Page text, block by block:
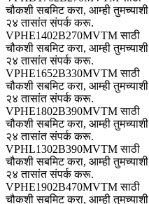
चौकशी सबमिट करा, आम्ही तुमच्याशी
२४ तासांत संपर्क करू.
VPHE1402B270MVTM साठी
चौकशी सबमिट करा, आम्ही तुमच्याशी
२४ तासांत संपर्क करू.
VPHE1652B330MVTM साठी
चौकशी सबमिट करा, आम्ही तुमच्याशी
२४ तासांत संपर्क करू.
VPHE1802B390MVTM साठी
चौकशी सबमिट करा, आम्ही तुमच्याशी
२४ तासांत संपर्क करू.
VPHL1302B390MVTM साठी
चौकशी सबमिट करा, आम्ही तुमच्याशी
२४ तासांत संपर्क करू.
VPHE1902B470MVTM साठी
चौकशी सबमिट करा, आम्ही तुमच्याशी